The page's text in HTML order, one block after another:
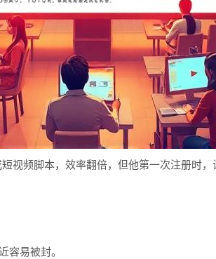
视频脚本，效率翻倍，但他第一次注册时，
容易被封。